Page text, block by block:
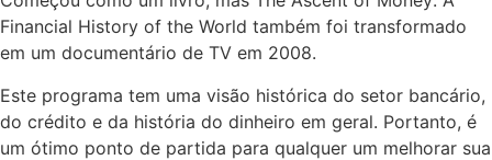
Financial History of the World também foi transformado
em um documentário de TV em 2008.
Este programa tem uma visão histórica do setor bancário,
do crédito e da história do dinheiro em geral. Portanto, é
um ótimo ponto de partida para qualquer um melhorar sua